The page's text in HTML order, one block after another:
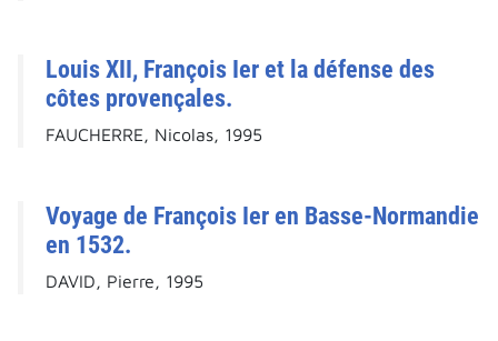
Louis XII, François Ier et la défense des
côtes provençales.
FAUCHERRE, Nicolas, 1995
Voyage de François Ier en Basse-Normandie
en 1532.
DAVID, Pierre, 1995